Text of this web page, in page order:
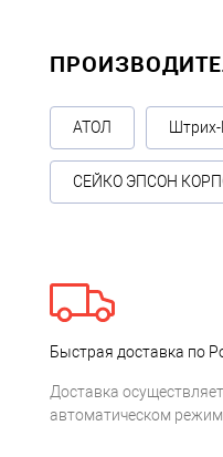
АТОЛ
СЕЙКО ЭПСОН
Быстрая доставка по
Доставка
автоматическом